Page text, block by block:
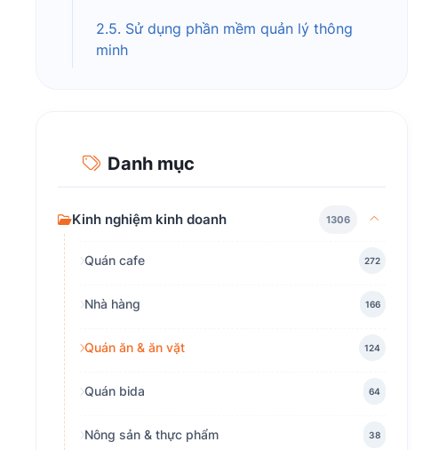
2.5. Sử dụng phần mềm quản lý thông
minh
Danh mục
Kinh nghiệm kinh doanh 1306
Quán cafe 272
Nhà hàng 166
Quán ăn & ăn vặt 124
Quán bida 64
Nông sản & thực phẩm 38